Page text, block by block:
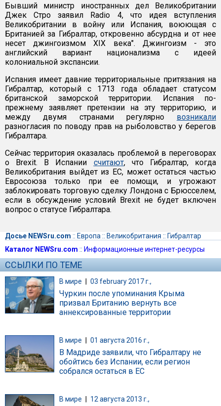
Бывший министр иностранных дел Великобритании
Джек Стро заявил Radio 4, что идея вступления
Великобритании в войну или Испания, воюющая с
Британией за Гибралтар, откровенно абсурдна и от нее
несет джингоизмом XIX века". Джингоизм - это
английский вариант национализма с идеей
колониальной экспансии.
Испания имеет давние территориальные притязания на
Гибралтар, который с 1713 года обладает статусом
британской заморской территории. Испания по-
прежнему заявляет претензии на эту территорию, и
между двумя странами регулярно возникали
разногласия по поводу прав на рыболовство у берегов
Гибралтара.
Сейчас территория оказалась проблемой в переговорах
о Brexit. В Испании считают, что Гибралтар, когда
Великобритания выйдет из ЕС, может остаться частью
Евросоюза только при ее помощи, и угрожают
заблокировать торговую сделку Лондона с Брюсселем,
если в обсуждение условий Brexit не будет включен
вопрос о статусе Гибралтара.
Досье NEWSru.com :: Европа :: Великобритания :: Гибралтар
Каталог NEWSru.com :: Информационные интернет-ресурсы
ССЫЛКИ ПО ТЕМЕ
В мире | 03 february 2017 г.,
Чуркин после упоминания Крыма
призвал Британию вернуть все
аннексированные территории
В мире 01 августа 2016 г.,
В Мадриде заявили, что Гибралтару не
обойтись без Испании, если регион
собрался остаться в ЕС
В мире 12 августа 2013 г.,